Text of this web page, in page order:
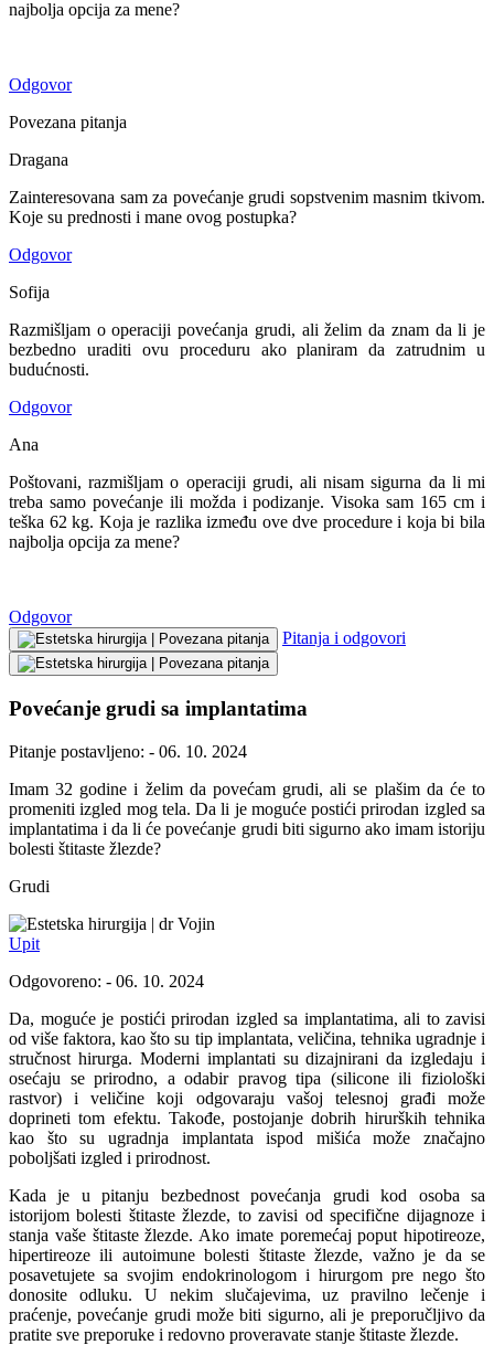
najbolja opcija za mene?
Odgovor
Povezana pitanja
Dragana
Zainteresovana sam za povećanje grudi sopstvenim masnim tkivom.
Koje su prednosti i mane ovog postupka?
Odgovor
Sofija
Razmišljam o operaciji povećanja grudi, ali želim da znam da li je
bezbedno uraditi ovu proceduru ako planiram da zatrudnim u
budućnosti.
Odgovor
Ana
Poštovani, razmišljam o operaciji grudi, ali nisam sigurna da li mi
treba samo povećanje ili možda i podizanje. Visoka sam 165 cm i
teška 62 kg. Koja je razlika između ove dve procedure i koja bi bila
najbolja opcija za mene?
Odgovor
Pitanja i odgovori
Povećanje grudi sa implantatima
Pitanje postavljeno: - 06. 10. 2024
Imam 32 godine i želim da povećam grudi, ali se plašim da će to
promeniti izgled mog tela. Da li je moguće postići prirodan izgled sa
implantatima i da li će povećanje grudi biti sigurno ako imam istoriju
bolesti štitaste žlezde?
Grudi
dr Vojin
Upit
Odgovoreno: - 06. 10. 2024
Da, moguće je postići prirodan izgled sa implantatima, ali to zavisi
od više faktora, kao što su tip implantata, veličina, tehnika ugradnje i
stručnost hirurga. Moderni implantati su dizajnirani da izgledaju i
osećaju se prirodno, a odabir pravog tipa (silicone ili fiziološki
rastvor) i veličine koji odgovaraju vašoj telesnoj građi može
doprineti tom efektu. Takođe, postojanje dobrih hirurških tehnika
kao što su ugradnja implantata ispod mišića može značajno
poboljšati izgled i prirodnost.
Kada je u pitanju bezbednost povećanja grudi kod osoba sa
istorijom bolesti štitaste žlezde, to zavisi od specifične dijagnoze i
stanja vaše štitaste žlezde. Ako imate poremećaj poput hipotireoze,
hipertireoze ili autoimune bolesti štitaste žlezde, važno je da se
posavetujete sa svojim endokrinologom i hirurgom pre nego što
donosite odluku. U nekim slučajevima, uz pravilno lečenje i
praćenje, povećanje grudi može biti sigurno, ali je preporučljivo da
pratite sve preporuke i redovno proveravate stanje štitaste žlezde.